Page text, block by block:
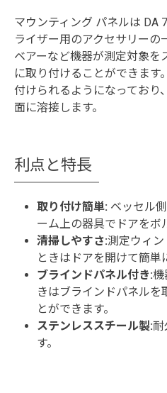
マウンティング パネルは DA
ライザー用のアクセサリーの
ベアーなど機器が測定対象を
に取り付けることができます
付けられるようになっており
面に溶接します。
利点と特長
取り付け簡単: ベッセル
ーム上の器具でドアをボ
清掃しやすさ:測定ウィ
ときはドアを開けて簡単
ブラインドパネル付き:機
きはブラインドパネルを
とができます。
ステンレススチール製:耐
す。